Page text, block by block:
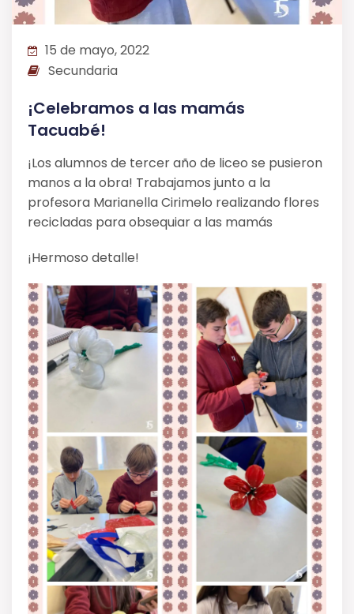
15 de mayo, 2022
Secundaria
¡Celebramos a las mamás
Tacuabé!
¡Los alumnos de tercer año de liceo se pusieron
manos a la obra! Trabajamos junto a la
profesora Marianella Cirimelo realizando flores
recicladas para obsequiar a las mamás
¡Hermoso detalle!